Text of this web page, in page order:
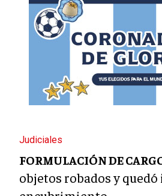
Judiciales
FORMULACIÓN DE
objetos robados y